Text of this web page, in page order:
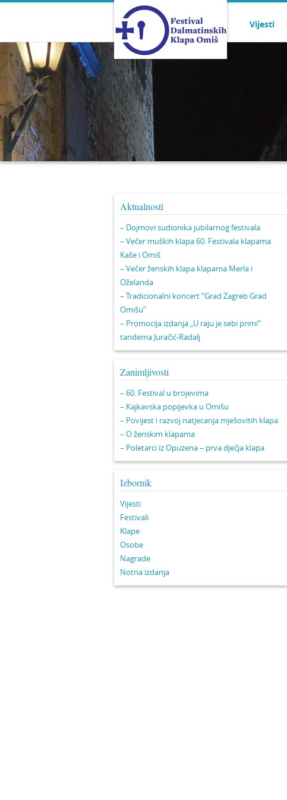
Vijesti
Aktualnosti
– Dojmovi sudionika jubilarnog festivala
– Večer muških klapa 60. Festivala klapama
Kaše i Omiš
– Večer ženskih klapa klapama Merla i
Oželanda
– Tradicionalni koncert “Grad Zagreb Grad
Omišu”
– Promocija izdanja „U raju je sebi primi“
tandema Juračić-Radalj
Zanimljivosti
– 60. Festival u brojevima
– Kajkavska popijevka u Omišu
– Povijest i razvoj natjecanja mješovitih klapa
– O ženskim klapama
– Poletarci iz Opuzena – prva dječja klapa
Izbornik
Vijesti
Festivali
Klape
Osobe
Nagrade
Notna izdanja